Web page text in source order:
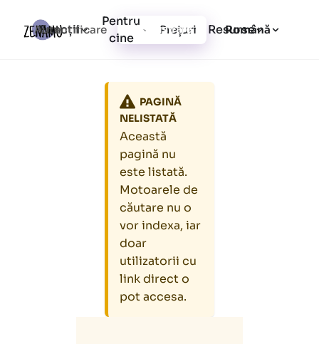
Funcții
Pentru
cine
Prețuri Resurse
Autentificare Înregistrare Română
PAGINĂ
NELISTATĂ
Această
pagină nu
este listată.
Motoarele de
căutare nu o
vor indexa, iar
doar
utilizatorii cu
link direct o
pot accesa.